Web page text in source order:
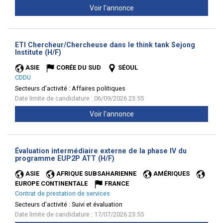
Voir l'annonce
ETI Chercheur/Chercheuse dans le think tank Sejong
Institute (H/F)
ASIE CORÉE DU SUD
SÉOUL
CDDU
Secteurs d'activité : Affaires politiques
Date limite de candidature : 06/09/2026 23:55
Voir l'annonce
Évaluation intermédiaire externe de la phase IV du
programme EUP2P ATT (H/F)
ASIE AFRIQUE SUBSAHARIENNE
AMÉRIQUES
EUROPE CONTINENTALE
FRANCE
Contrat de prestation de services
Secteurs d'activité : Suivi et évaluation
Date limite de candidature : 17/07/2026 23:55